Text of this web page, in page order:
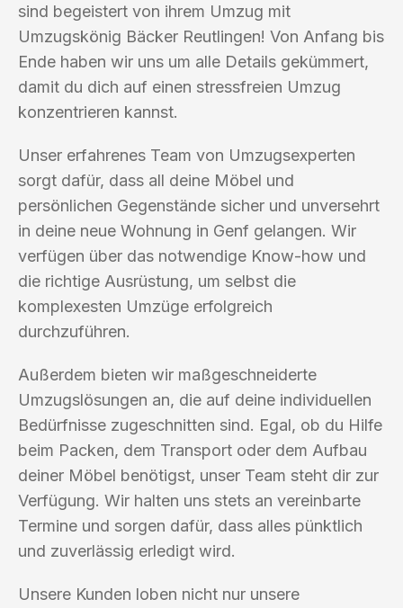
sind begeistert von ihrem Umzug mit
Umzugskönig Bäcker Reutlingen! Von Anfang bis
Ende haben wir uns um alle Details gekümmert,
damit du dich auf einen stressfreien Umzug
konzentrieren kannst.
Unser erfahrenes Team von Umzugsexperten
sorgt dafür, dass all deine Möbel und
persönlichen Gegenstände sicher und unversehrt
in deine neue Wohnung in Genf gelangen. Wir
verfügen über das notwendige Know-how und
die richtige Ausrüstung, um selbst die
komplexesten Umzüge erfolgreich
durchzuführen.
Außerdem bieten wir maßgeschneiderte
Umzugslösungen an, die auf deine individuellen
Bedürfnisse zugeschnitten sind. Egal, ob du Hilfe
beim Packen, dem Transport oder dem Aufbau
deiner Möbel benötigst, unser Team steht dir zur
Verfügung. Wir halten uns stets an vereinbarte
Termine und sorgen dafür, dass alles pünktlich
und zuverlässig erledigt wird.
Unsere Kunden loben nicht nur unsere